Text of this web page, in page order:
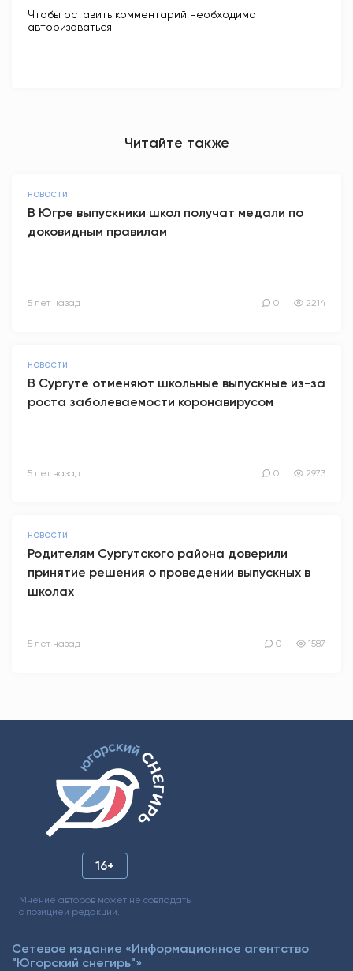
Чтобы оставить комментарий необходимо
авторизоваться
Читайте также
НОВОСТИ
В Югре выпускники школ получат медали по
доковидным правилам
5 лет назад 0 2214
НОВОСТИ
В Сургуте отменяют школьные выпускные из-за
роста заболеваемости коронавирусом
5 лет назад 0 2973
НОВОСТИ
Родителям Сургутского района доверили
принятие решения о проведении выпускных в
школах
5 лет назад 0 1587
16+
Мнение авторов может не совпадать
с позицией редакции.
Сетевое издание «Информационное агентство
"Югорский снегирь"»